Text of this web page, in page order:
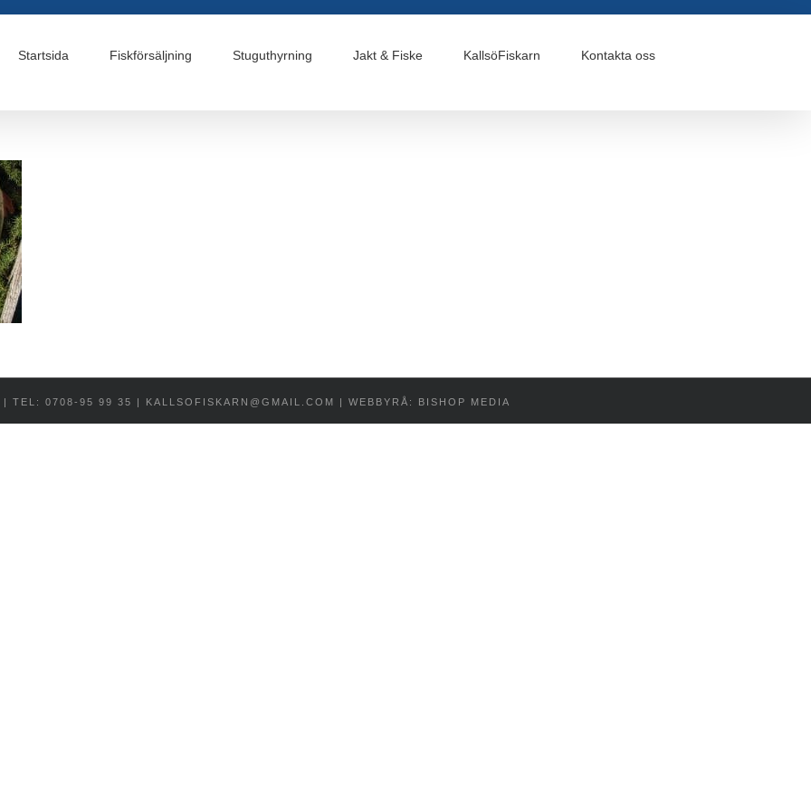
Startsida Fiskförsäljning Stuguthyrning Jakt & Fiske KallsöFiskarn Kontakta oss
| TEL: 0708-95 99 35 | KALLSOFISKARN@GMAIL.COM | WEBBYRÅ: BISHOP MEDIA